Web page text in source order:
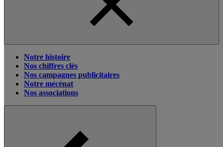
Notre histoire
Nos chiffres clés
Nos campagnes publicitaires
Notre mécénat
Nos associations